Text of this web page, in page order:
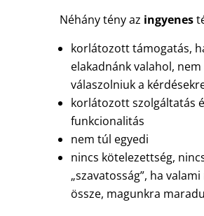
Néhány tény az ingyenes
korlátozott támogatás,
elakadnánk valahol,
válaszolniuk a
korlátozott szolgáltatás
funkcionalitás
nem túl egyedi
nincs kötelezettség,
„szavatosság”, ha
össze, magunkra